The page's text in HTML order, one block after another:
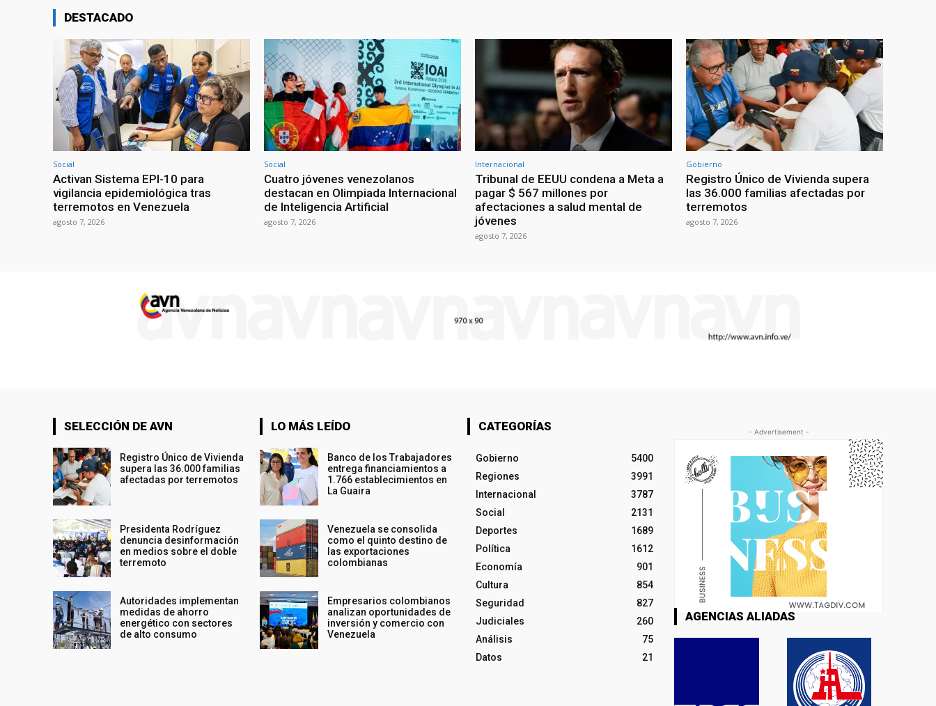
DESTACADO
Social
Activan Sistema EPI-10 para
vigilancia epidemiológica tras
terremotos en Venezuela
agosto 7, 2026
Social
Cuatro jóvenes venezolanos
destacan en Olimpiada Internacional
de Inteligencia Artificial
agosto 7, 2026
Internacional
Tribunal de EEUU condena a Meta a
pagar $ 567 millones por
afectaciones a salud mental de
jóvenes
agosto 7, 2026
Gobierno
Registro Único de Vivienda supera
las 36.000 familias afectadas por
terremotos
agosto 7, 2026
SELECCIÓN DE AVN
Registro Único de Vivienda
supera las 36.000 familias
afectadas por terremotos
Presidenta Rodríguez
denuncia desinformación
en medios sobre el doble
terremoto
Autoridades implementan
medidas de ahorro
energético con sectores
de alto consumo
LO MÁS LEÍDO
Banco de los Trabajadores
entrega financiamientos a
1.766 establecimientos en
La Guaira
Venezuela se consolida
como el quinto destino de
las exportaciones
colombianas
Empresarios colombianos
analizan oportunidades de
inversión y comercio con
Venezuela
CATEGORÍAS
Gobierno
5400
Regiones
3991
Internacional
3787
Social
2131
Deportes
1689
Política
1612
Economía
901
Cultura
854
Seguridad
827
Judiciales
260
Análisis
75
Datos
21
- Advertisement -
AGENCIAS ALIADAS